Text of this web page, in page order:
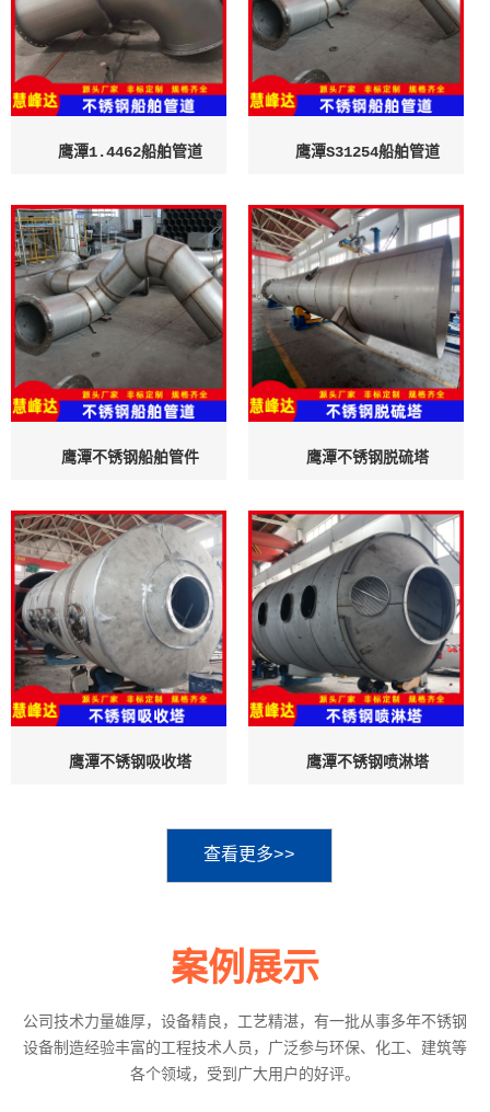
鹰潭1.4462船舶管道 鹰潭S31254船舶管道
鹰潭不锈钢船舶管件 鹰潭不锈钢脱硫塔
鹰潭不锈钢吸收塔 鹰潭不锈钢喷淋塔
查看更多>>
案例展示
公司技术力量雄厚，设备精良，工艺精湛，有一批从事多年不锈钢
设备制造经验丰富的工程技术人员，广泛参与环保、化工、建筑等
各个领域，受到广大用户的好评。